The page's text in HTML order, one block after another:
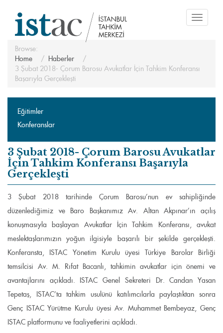
Toggle
Browse:
Home
Haberler
3 Şubat 2018- Çorum Barosu Avukatlar İçin Tahkim Konferansı
Başarıyla Gerçekleşti
Eğitimler
Konferanslar
3 Şubat 2018- Çorum Barosu Avukatlar
İçin Tahkim Konferansı Başarıyla
Gerçekleşti
3 Şubat 2018 tarihinde Çorum Barosu’nun ev sahipliğinde
düzenlediğimiz ve Baro Başkanımız Av. Altan Akpınar’ın açılış
konuşmasıyla başlayan Avukatlar İçin Tahkim Konferansı, avukat
meslektaşlarımızın yoğun ilgisiyle başarılı bir şekilde gerçekleşti.
Konferansta, ISTAC Yönetim Kurulu üyesi Türkiye Barolar Birliği
temsilcisi Av. M. Rıfat Bacanlı, tahkimin avukatlar için önemi ve
avantajlarını açıkladı. ISTAC Genel Sekreteri Dr. Candan Yasan
Tepetaş, ISTAC’ta tahkim usulünü katılımcılarla paylaştıktan sonra
Genç ISTAC Yürütme Kurulu üyesi Av. Muhammet Bembeyaz, Genç
ISTAC platformunu ve faaliyetlerini açıkladı.